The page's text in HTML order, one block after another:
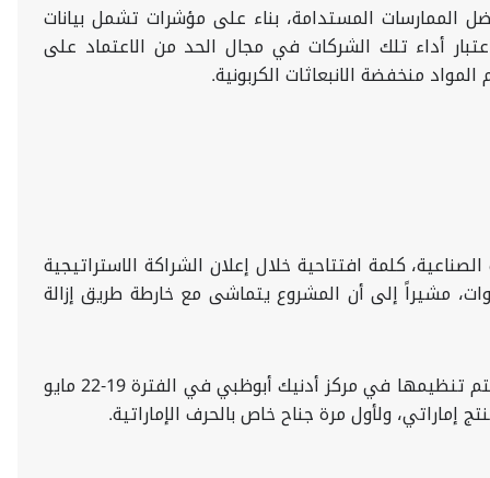
الممارسات المستدامة، بناء على مؤشرات تشمل بيانات
أداء تلك الشركات في مجال الحد من الاعتماد على
منخفضة الانبعاثات الكربونية.
كلمة افتتاحية خلال إعلان الشراكة الاستراتيجية
رائدة للطاقة الشمسية الكهروضوئية بقدرة 1.8 ميجاوات، مشيراً إلى أن المشروع يتماشى مع خارطة طريق إزالة
ووجه سعادته خلال الكلمة دعوة للمستثمرين والمصنعين للمشاركة في النسخة الرابعة من منتدى اصنع في الإمارات التي سيتم تنظيمها في مركز أدنيك أبوظبي في الفترة 19-22 مايو
.